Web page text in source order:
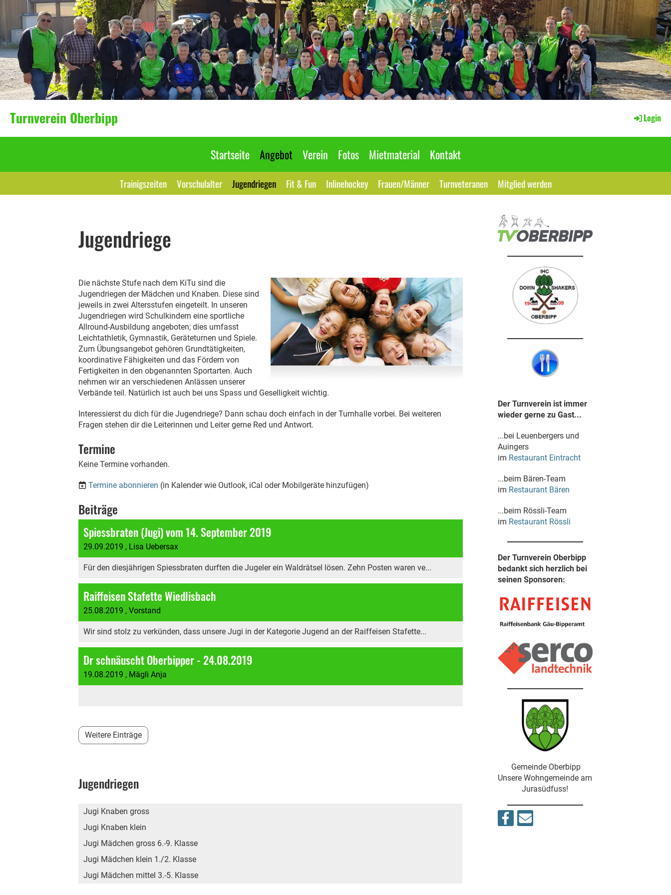
Turnverein Oberbipp Login
Startseite Angebot Verein Fotos Mietmaterial Kontakt
Trainigszeiten Vorschulalter Jugendriegen Fit & Fun Inlinehockey Frauen/Männer Turnveteranen Mitglied werden
Jugendriege
Die nächste Stufe nach dem KiTu sind die
Jugendriegen der Mädchen und Knaben. Diese sind
jeweils in zwei Altersstufen eingeteilt. In unseren
Jugendriegen wird Schulkindern eine sportliche
Allround-Ausbildung angeboten; dies umfasst
Leichtathletik, Gymnastik, Geräteturnen und Spiele.
Zum Übungsangebot gehören Grundtätigkeiten,
koordinative Fähigkeiten und das Fördern von
Fertigkeiten in den obgenannten Sportarten. Auch
nehmen wir an verschiedenen Anlässen unserer
Verbände teil. Natürlich ist auch bei uns Spass und Geselligkeit wichtig.
Interessierst du dich für die Jugendriege? Dann schau doch einfach in der Turnhalle vorbei. Bei weiteren
Fragen stehen dir die Leiterinnen und Leiter gerne Red und Antwort.
Termine
Keine Termine vorhanden.
Termine abonnieren (in Kalender wie Outlook, iCal oder Mobilgeräte hinzufügen)
Beiträge
Spiessbraten (Jugi) vom 14. September 2019
29.09.2019 , Lisa Uebersax
Für den diesjährigen Spiessbraten durften die Jugeler ein Waldrätsel lösen. Zehn Posten waren ve...
Raiffeisen Stafette Wiedlisbach
25.08.2019 , Vorstand
Wir sind stolz zu verkünden, dass unsere Jugi in der Kategorie Jugend an der Raiffeisen Stafette...
Dr schnäuscht Oberbipper - 24.08.2019
19.08.2019 , Mägli Anja
Weitere Einträge
Jugendriegen
Jugi Knaben gross
Jugi Knaben klein
Jugi Mädchen gross 6.-9. Klasse
Jugi Mädchen klein 1./2. Klasse
Jugi Mädchen mittel 3.-5. Klasse
Der Turnverein ist immer
wieder gerne zu Gast...
...bei Leuenbergers und
Auingers
im Restaurant Eintracht
...beim Bären-Team
im Restaurant Bären
...beim Rössli-Team
im Restaurant Rössli
Der Turnverein Oberbipp
bedankt sich herzlich bei
seinen Sponsoren:
Gemeinde Oberbipp
Unsere Wohngemeinde am
Jurasüdfuss!